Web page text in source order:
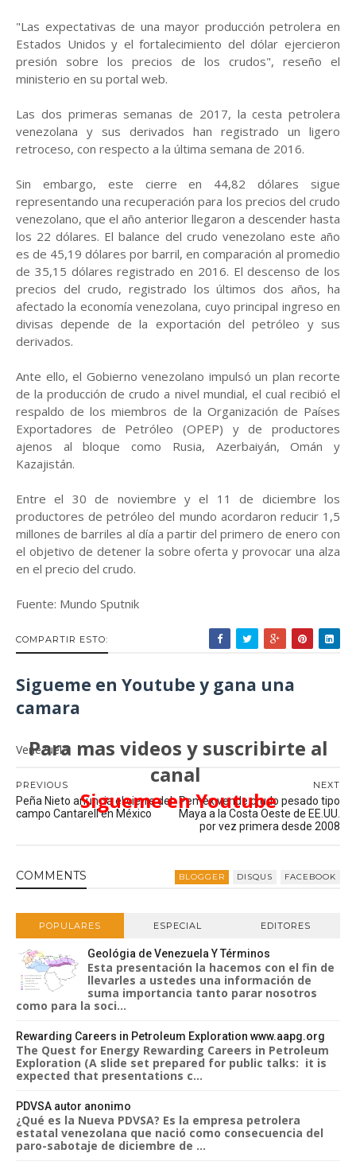
"Las expectativas de una mayor producción petrolera en
Estados Unidos y el fortalecimiento del dólar ejercieron
presión sobre los precios de los crudos", reseño el
ministerio en su portal web.
Las dos primeras semanas de 2017, la cesta petrolera
venezolana y sus derivados han registrado un ligero
retroceso, con respecto a la última semana de 2016.
Sin embargo, este cierre en 44,82 dólares sigue
representando una recuperación para los precios del crudo
venezolano, que el año anterior llegaron a descender hasta
los 22 dólares. El balance del crudo venezolano este año
es de 45,19 dólares por barril, en comparación al promedio
de 35,15 dólares registrado en 2016. El descenso de los
precios del crudo, registrado los últimos dos años, ha
afectado la economía venezolana, cuyo principal ingreso en
divisas depende de la exportación del petróleo y sus
derivados.
Ante ello, el Gobierno venezolano impulsó un plan recorte
de la producción de crudo a nivel mundial, el cual recibió el
respaldo de los miembros de la Organización de Países
Exportadores de Petróleo (OPEP) y de productores
ajenos al bloque como Rusia, Azerbaiyán, Omán y
Kazajistán.
Entre el 30 de noviembre y el 11 de diciembre los
productores de petróleo del mundo acordaron reducir 1,5
millones de barriles al día a partir del primero de enero con
el objetivo de detener la sobre oferta y provocar una alza
en el precio del crudo.
Fuente: Mundo Sputnik
COMPARTIR ESTO:
Sigueme en Youtube y gana una
camara
Para mas videos y suscribirte al
canal
Sigueme en Youtube
Venezuela
NEXT
Pemex vende crudo pesado tipo
Maya a la Costa Oeste de EE.UU.
por vez primera desde 2008
PREVIOUS
Peña Nieto anuncia el cierre del
campo Cantarell en México
COMMENTS BLOGGER DISQUS FACEBOOK
POPULARES ESPECIAL EDITORES
Geológia de Venezuela Y Términos
Esta presentación la hacemos con el fin de
llevarles a ustedes una información de
suma importancia tanto parar nosotros
como para la soci...
Rewarding Careers in Petroleum Exploration www.aapg.org
The Quest for Energy Rewarding Careers in Petroleum
Exploration (A slide set prepared for public talks: it is
expected that presentations c...
PDVSA autor anonimo
¿Qué es la Nueva PDVSA? Es la empresa petrolera
estatal venezolana que nació como consecuencia del
paro-sabotaje de diciembre de ...